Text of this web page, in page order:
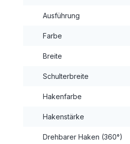
Ausführung
Farbe
Breite
Schulterbreite
Hakenfarbe
Hakenstärke
Drehbarer Haken (360°)